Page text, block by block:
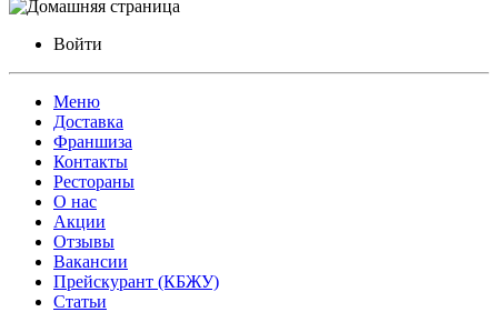
Войти
Меню
Доставка
Франшиза
Контакты
Рестораны
О нас
Акции
Отзывы
Вакансии
Прейскурант (КБЖУ)
Статьи